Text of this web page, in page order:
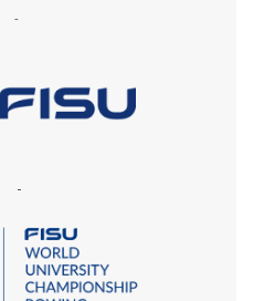
-
-